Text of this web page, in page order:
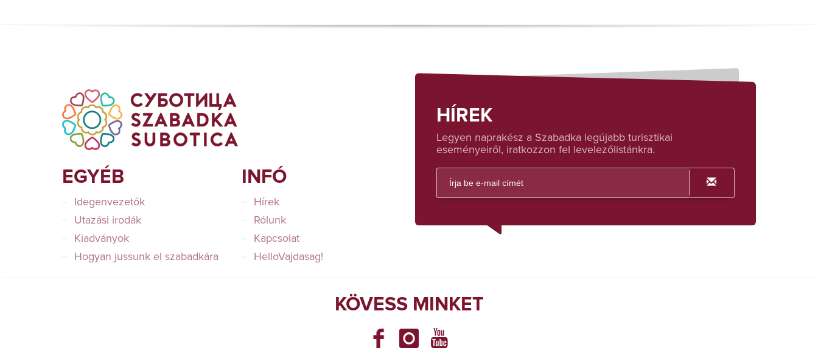
EGYÉB
Idegenvezetők
Utazási irodák
Kiadványok
Hogyan jussunk el szabadkára
INFÓ
Hírek
Rólunk
Kapcsolat
HelloVajdasag!
HÍREK
Legyen naprakész a Szabadka legújabb turisztikai
eseményeiről, iratkozzon fel levelezőlistánkra.
KÖVESS MINKET